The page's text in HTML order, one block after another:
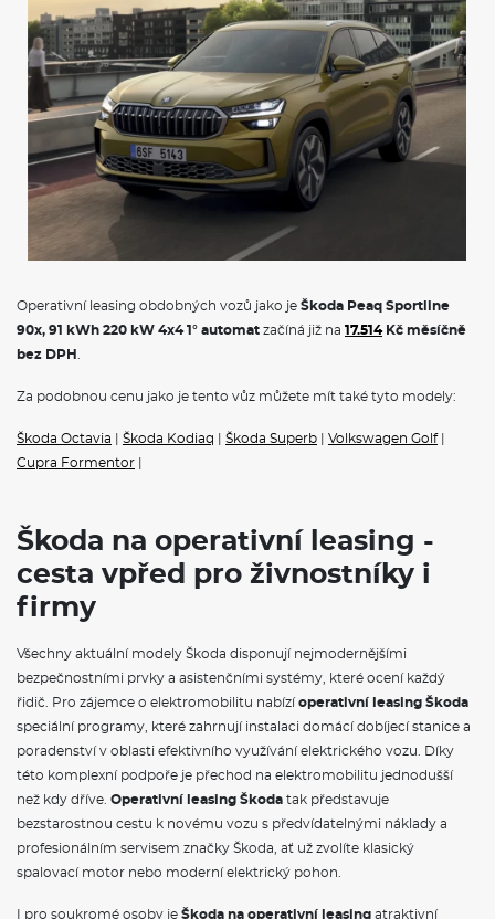
Operativní leasing obdobných vozů jako je Škoda Peaq Sportline
90x, 91 kWh 220 kW 4x4 1° automat začíná již na 17.514Kč měsíčně
bez DPH
Za podobnou cenu jako je tento vůz můžete mít také tyto modely:
Škoda Octavia Škoda Kodiaq Škoda Superb Volkswagen Golf|
Cupra Formentor
Škoda na operativní leasing -
cesta vpřed pro živnostníky i
firmy
Všechny aktuální modely Škoda disponují nejmodernějšími
bezpečnostními prvky a asistenčními systémy, které ocení každý
řidič. Pro zájemce o elektromobilitu nabízíoperativní leasing Škoda
speciální programy, které zahrnují instalaci domácí dobíjecí stanice a
poradenství v oblasti efektivního využívání elektrického vozu. Díky
této komplexní podpoře je přechod na elektromobilitu jednodušší
než kdy dříve. Operativní leasing Škoda tak představuje
bezstarostnou cestu k novému vozu s předvídatelnými náklady a
profesionálním servisem značky Škoda, ať už zvolíte klasický
spalovací motor nebo moderní elektrický pohon.
I pro soukromé osoby je Škoda na operativní leasing atraktivní